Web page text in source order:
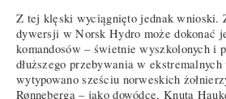
Z tej klęski wyciągnięto jednak wnioski.
dywersji w Norsk Hydro może dokonać
komandosów – świetnie wyszkolonych i
dłuższego przebywania w
wytypowano sześciu norweskich
Rønneberga – jako dowódcę, Knuta